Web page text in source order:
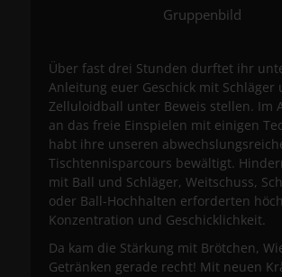
Gruppenbild
Über fast drei Stunden durftet ihr
Anleitung euer Geschick mit Schläger
Zelluloidball unter Beweis stellen. Im
an das freie Einspielen mit einigen
habt ihre unseren
Tischtennisparcours bewältigt.
mit Ball und Schläger, Weitschuss,
oder Ball-Hochhalten erforderten
Konzentration und Geschicklichkeit.
Da kam die Stärkung mit Brötchen,
Getränken gerade recht! Mit neuen